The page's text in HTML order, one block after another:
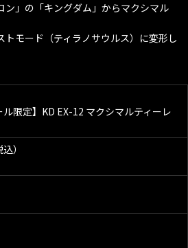
ン」の「キングダム」からマクシマル
トモード（ティラノサウルス）に変形し
ル限定】KD EX-12 マクシマルティーレ
）